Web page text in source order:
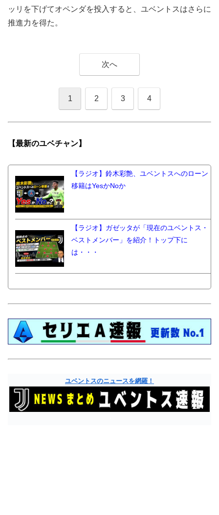
ッリを下げてオペンダを投入すると、ユベントスはさらに
推進力を得た。
次へ
1 2 3 4
【最新のユベチャン】
【ラジオ】鈴木彩艶、ユベントスへのローン
移籍はYesかNoか
【ラジオ】ガゼッタが「現在のユベントス・
ベストメンバー」を紹介！トップ下に
は・・・
ユベントスのニュースを網羅！